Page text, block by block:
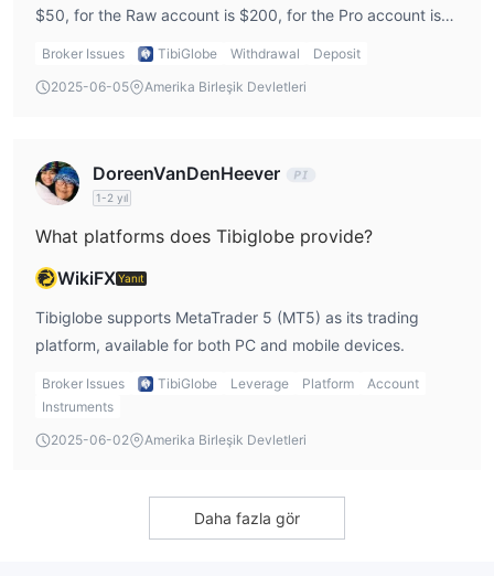
$50, for the Raw account is $200, for the Pro account is
$2,000, and for the VIP account is $5,000.
Broker Issues TibiGlobe Withdrawal
Deposit
2025-06-05
Amerika Birleşik Devletleri
DoreenVanDenHeever
1-2 yıl
What platforms does Tibiglobe provide?
WikiFXYanıt
Tibiglobe supports MetaTrader 5 (MT5) as its trading
platform, available for both PC and mobile devices.
Broker Issues TibiGlobe Leverage Platform
Account
Instruments
2025-06-02
Amerika Birleşik Devletleri
Daha fazla gör